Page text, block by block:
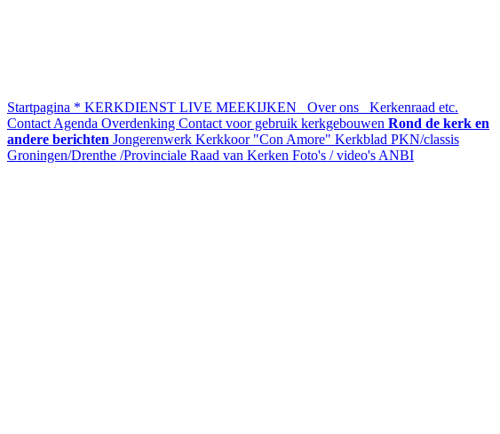
Startpagina * KERKDIENST LIVE MEEKIJKEN Over ons
Kerkenraad etc.
Contact Agenda Overdenking Contact voor gebruik kerkgebouwen Rond de kerk en
andere berichten Jongerenwerk Kerkkoor "Con Amore" Kerkblad PKN/classis
Groningen/Drenthe /Provinciale Raad van Kerken Foto's / video's ANBI